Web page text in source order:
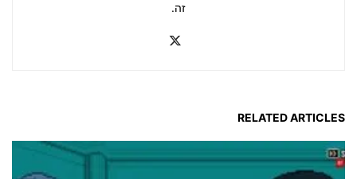
זה.
RELATED ARTICLES